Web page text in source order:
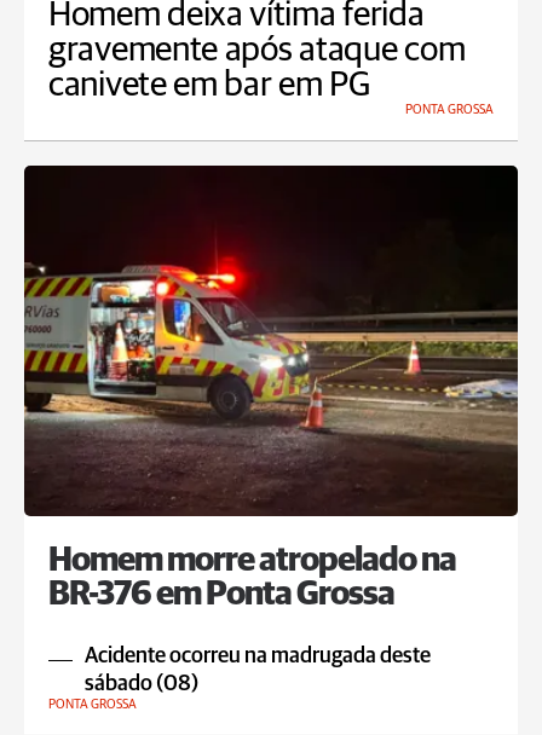
Homem deixa vítima ferida
gravemente após ataque com
canivete em bar em PG
PONTA GROSSA
Homem morre atropelado na
BR-376 em Ponta Grossa
Acidente ocorreu na madrugada deste
sábado (08)
PONTA GROSSA